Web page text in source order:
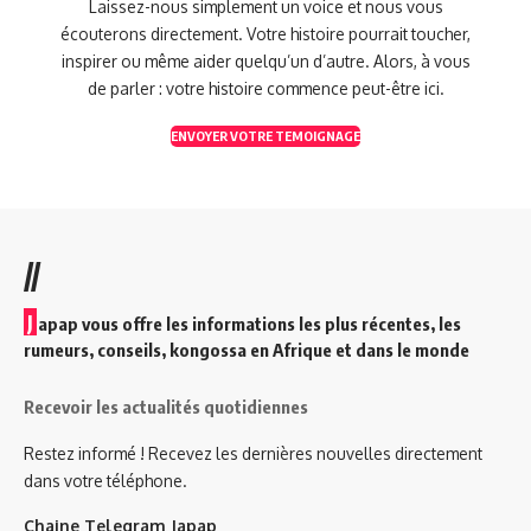
Laissez-nous simplement un voice et nous vous
écouterons directement. Votre histoire pourrait toucher,
inspirer ou même aider quelqu’un d’autre. Alors, à vous
de parler : votre histoire commence peut-être ici.
ENVOYER VOTRE TEMOIGNAGE
//
J apap vous offre les informations les plus récentes, les
rumeurs, conseils, kongossa en Afrique et dans le monde
Recevoir les actualités quotidiennes
Restez informé ! Recevez les dernières nouvelles directement
dans votre téléphone.
Chaine Telegram Japap